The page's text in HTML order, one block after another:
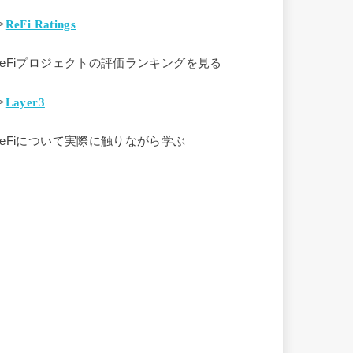
ReFi Ratings
プロジェクトの評価ランキングを見る
Layer3
について実際に触りながら学ぶ